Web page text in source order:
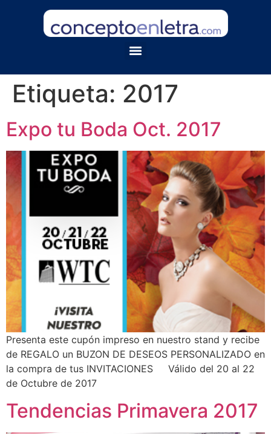
Etiqueta: 2017
Expo tu Boda Oct. 2017
Presenta este cupón impreso en nuestro stand y recibe
de REGALO un BUZON DE DESEOS PERSONALIZADO en
la compra de tus INVITACIONES Válido del 20 al 22
de Octubre de 2017
Tendencias Primavera 2017